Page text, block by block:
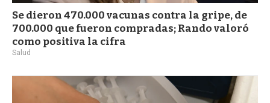
Se dieron 470.000 vacunas contra la gripe, de
700.000 que fueron compradas; Rando valoró
como positiva la cifra
Salud